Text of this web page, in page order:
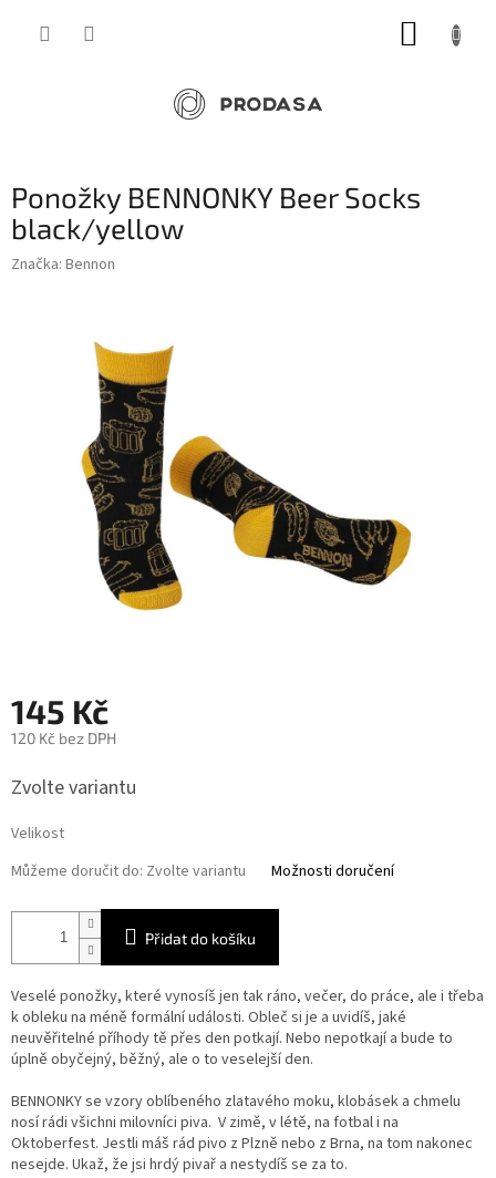
Ponožky BENNONKY Beer Socks
black/yellow
Značka: Bennon
145 Kč
120 Kč bez DPH
cena:
Zvolte variantu
Velikost
Můžeme doručit do: Zvolte variantu Možnosti doručení
Přidat do košíku
Veselé ponožky, které vynosíš jen tak ráno, večer, do práce, ale i třeba
k obleku na méně formální události. Obleč si je a uvidíš, jaké
neuvěřitelné příhody tě přes den potkají. Nebo nepotkají a bude to
úplně obyčejný, běžný, ale o to veselejší den.
BENNONKY se vzory oblíbeného zlatavého moku, klobásek a chmelu
nosí rádi všichni milovníci piva. V zimě, v létě, na fotbal i na
Oktoberfest. Jestli máš rád pivo z Plzně nebo z Brna, na tom nakonec
nesejde. Ukaž, že jsi hrdý pivař a nestydíš se za to.